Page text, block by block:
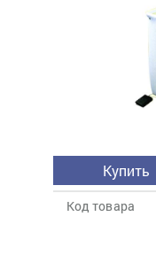
Купить
Код товара